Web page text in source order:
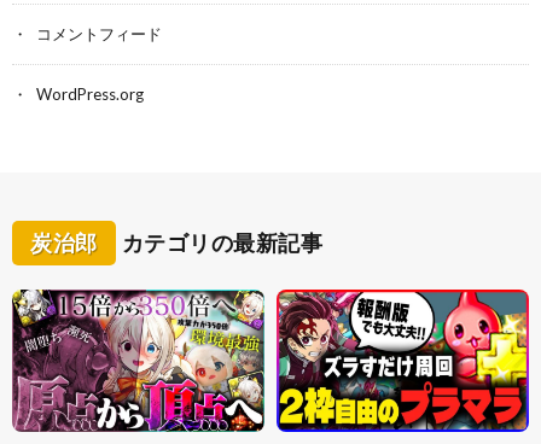
コメントフィード
WordPress.org
炭治郎 カテゴリの最新記事